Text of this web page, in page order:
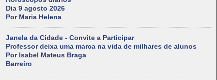
Dia 9 agosto 2026
Por Maria Helena
Janela da Cidade - Convite a Participar
Professor deixa uma marca na vida de milhares de alunos
Por Isabel Mateus Braga
Barreiro